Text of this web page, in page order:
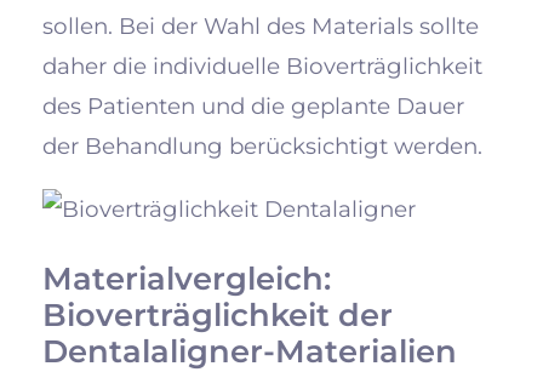
sollen. Bei der Wahl des Materials sollte
daher die individuelle Bioverträglichkeit
des Patienten und die geplante Dauer
der Behandlung berücksichtigt werden.
Materialvergleich:
Bioverträglichkeit der
Dentalaligner-Materialien